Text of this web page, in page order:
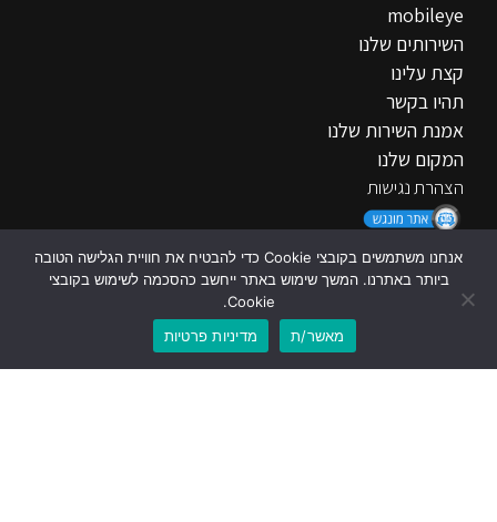
mobileye
השירותים שלנו
קצת עלינו
תהיו בקשר
אמנת השירות שלנו
המקום שלנו
הצהרת נגישות
אנחנו ברשת
אנחנו משתמשים בקובצי Cookie כדי להבטיח את חוויית הגלישה הטובה
ביותר באתרנו. המשך שימוש באתר ייחשב כהסכמה לשימוש בקובצי
Cookie.
מאשר/ת
מדיניות פרטיות לוואטסאפ לשיחת טלפון